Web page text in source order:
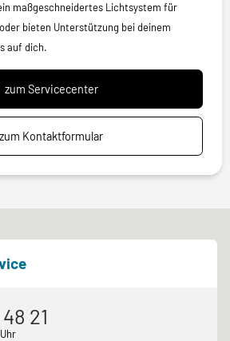
maßgeschneidertes Lichtsystem für
bieten Unterstützung bei deinem
auf dich.
zum Servicecenter
zum Kontaktformular
21